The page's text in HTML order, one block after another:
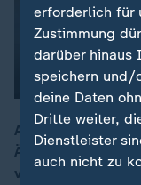
00:04
Auf Sizilien sind
Ätna mehrere
von
erforderlich für
Zustimmung
darüber hinaus
speichern und/
deine Daten
Dritte weiter,
Dienstleister
auch nicht zu